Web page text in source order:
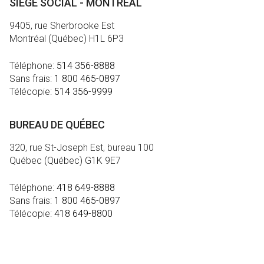
SIÈGE SOCIAL - MONTRÉAL
9405, rue Sherbrooke Est
Montréal (Québec) H1L 6P3
Téléphone: 514 356-8888
Sans frais: 1 800 465-0897
Télécopie: 514 356-9999
BUREAU DE QUÉBEC
320, rue St-Joseph Est, bureau 100
Québec (Québec) G1K 9E7
Téléphone: 418 649-8888
Sans frais: 1 800 465-0897
Télécopie: 418 649-8800